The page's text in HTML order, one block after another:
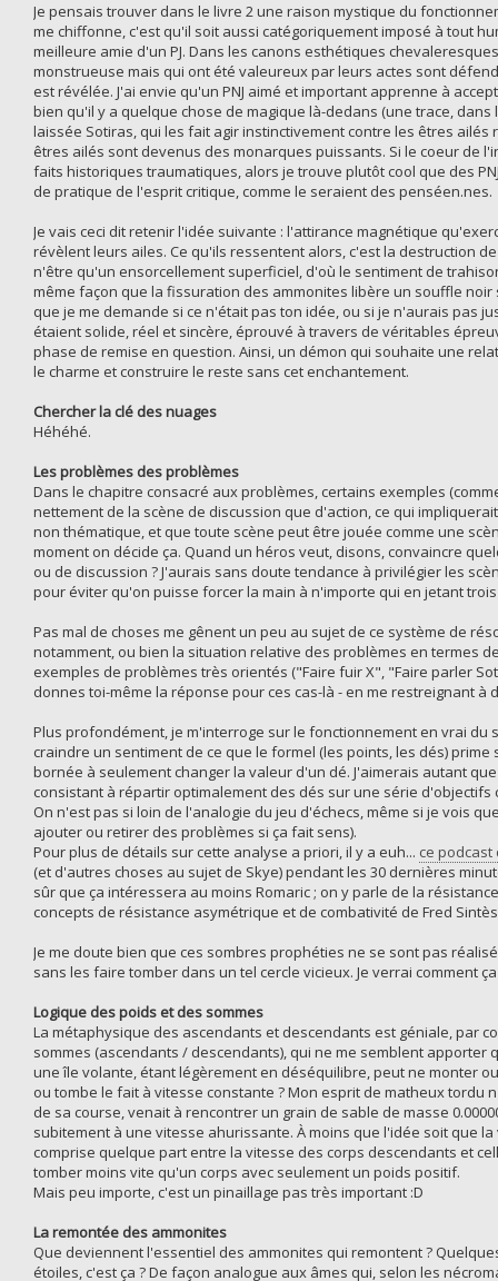
Je pensais trouver dans le livre 2 une raison mystique du
me chiffonne, c'est qu'il soit aussi catégoriquement imposé à tout
meilleure amie d'un PJ. Dans les canons esthétiques
monstrueuse mais qui ont été valeureux par leurs actes sont
est révélée. J'ai envie qu'un PNJ aimé et important apprenne à
bien qu'il y a quelque chose de magique là-dedans (une trace,
laissée Sotiras, qui les fait agir instinctivement contre les êtres
êtres ailés sont devenus des monarques puissants. Si le coeur de
faits historiques traumatiques, alors je trouve plutôt cool que des
de pratique de l'esprit critique, comme le seraient des penséen.nes.
Je vais ceci dit retenir l'idée suivante : l'attirance magnétique
révèlent leurs ailes. Ce qu'ils ressentent alors, c'est la destruction
n'être qu'un ensorcellement superficiel, d'où le sentiment de
même façon que la fissuration des ammonites libère un souffle
que je me demande si ce n'était pas ton idée, ou si je n'aurais pas
étaient solide, réel et sincère, éprouvé à travers de véritables
phase de remise en question. Ainsi, un démon qui souhaite une
le charme et construire le reste sans cet enchantement.
Chercher la clé des nuages
Héhéhé.
Les problèmes des problèmes
Dans le chapitre consacré aux problèmes, certains exemples
nettement de la scène de discussion que d'action, ce qui
non thématique, et que toute scène peut être jouée comme une
moment on décide ça. Quand un héros veut, disons, convaincre
ou de discussion ? J'aurais sans doute tendance à privilégier les
pour éviter qu'on puisse forcer la main à n'importe qui en jetant
Pas mal de choses me gênent un peu au sujet de ce système de
notamment, ou bien la situation relative des problèmes en termes
exemples de problèmes très orientés ("Faire fuir X", "Faire parler
donnes toi-même la réponse pour ces cas-là - en me restreignant
Plus profondément, je m'interroge sur le fonctionnement en vrai
craindre un sentiment de ce que le formel (les points, les dés)
bornée à seulement changer la valeur d'un dé. J'aimerais autant
consistant à répartir optimalement des dés sur une série
On n'est pas si loin de l'analogie du jeu d'échecs, même si je vois
ajouter ou retirer des problèmes si ça fait sens).
Pour plus de détails sur cette analyse a priori, il y a euh... ce podcast
(et d'autres choses au sujet de Skye) pendant les 30 dernières
sûr que ça intéressera au moins Romaric ; on y parle de la
concepts de résistance asymétrique et de combativité de Fred
Je me doute bien que ces sombres prophéties ne se sont pas
sans les faire tomber dans un tel cercle vicieux. Je verrai comment
Logique des poids et des sommes
La métaphysique des ascendants et descendants est géniale, par
sommes (ascendants / descendants), qui ne me semblent
une île volante, étant légèrement en déséquilibre, peut ne monter
ou tombe le fait à vitesse constante ? Mon esprit de matheux tordu
de sa course, venait à rencontrer un grain de sable de masse
subitement à une vitesse ahurissante. À moins que l'idée soit que
comprise quelque part entre la vitesse des corps descendants et
tomber moins vite qu'un corps avec seulement un poids positif.
Mais peu importe, c'est un pinaillage pas très important :D
La remontée des ammonites
Que deviennent l'essentiel des ammonites qui remontent ?
étoiles, c'est ça ? De façon analogue aux âmes qui, selon les